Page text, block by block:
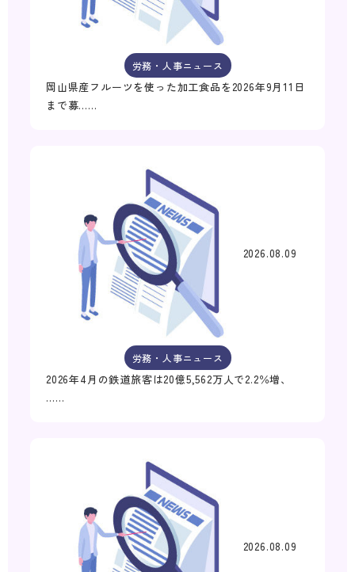
労務・人事ニュース
岡山県産フルーツを使った加工食品を2026年9月11日
まで募……
2026.08.09
労務・人事ニュース
2026年4月の鉄道旅客は20億5,562万人で2.2％増、
……
2026.08.09